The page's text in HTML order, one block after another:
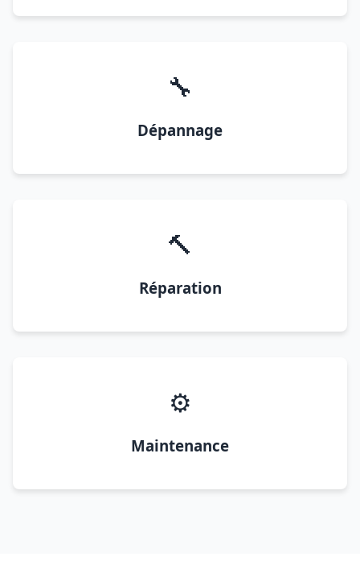
🔧
Dépannage
🔨
Réparation
⚙️
Maintenance